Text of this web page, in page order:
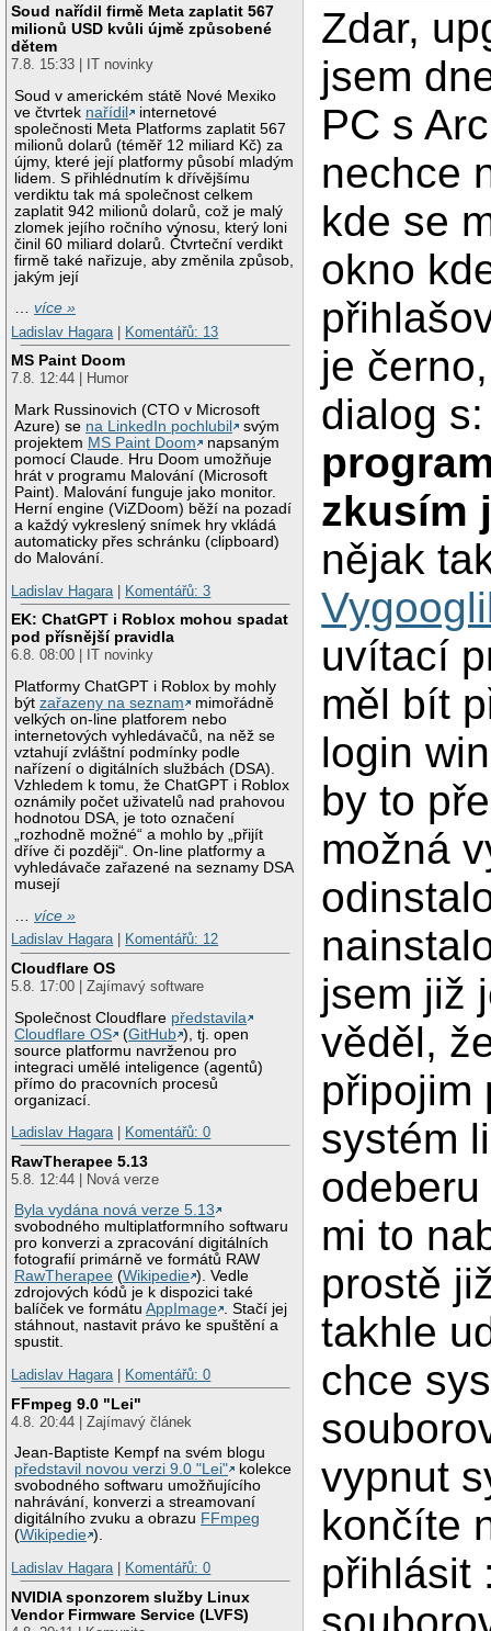
Soud nařídil firmě Meta zaplatit 567
milionů USD kvůli újmě způsobené
dětem
7.8. 15:33 | IT novinky
Soud v americkém státě Nové Mexiko
ve čtvrtek nařídil
internetové
společnosti Meta Platforms zaplatit 567
milionů dolarů (téměř 12 miliard Kč) za
újmy, které její platformy působí mladým
lidem. S přihlédnutím k dřívějšímu
verdiktu tak má společnost celkem
zaplatit 942 milionů dolarů, což je malý
zlomek jejího ročního výnosu, který loni
činil 60 miliard dolarů. Čtvrteční verdikt
firmě také nařizuje, aby změnila způsob,
jakým její
…více »
Ladislav Hagara
Komentářů: 13
MS Paint Doom
7.8. 12:44 | Humor
Mark Russinovich (CTO v Microsoft
Azure) se na LinkedIn pochlubil
svým
projektem MS Paint Doom
napsaným
pomocí Claude. Hru Doom umožňuje
hrát v programu Malování (Microsoft
Paint). Malování funguje jako monitor.
Herní engine (ViZDoom) běží na pozadí
a každý vykreslený snímek hry vkládá
automaticky přes schránku (clipboard)
do Malování.
Ladislav Hagara
Komentářů: 3
EK: ChatGPT i Roblox mohou spadat
pod přísnější pravidla
6.8. 08:00 | IT novinky
Platformy ChatGPT i Roblox by mohly
býtzařazeny na seznam
mimořádně
velkých on-line platforem nebo
internetových vyhledávačů, na něž se
vztahují zvláštní podmínky podle
nařízení o digitálních službách (DSA).
Vzhledem k tomu, že ChatGPT i Roblox
oznámily počet uživatelů nad prahovou
hodnotou DSA, je toto označení
„rozhodně možné“ a mohlo by „přijít
dříve či později“. On-line platformy a
vyhledávače zařazené na seznamy DSA
musejí
…více »
Ladislav Hagara| Komentářů: 12
Cloudflare OS
5.8. 17:00 | Zajímavý software
Společnost Cloudflare představila
Cloudflare OS
(GitHub ), tj. open
source platformu navrženou pro
integraci umělé inteligence (agentů)
přímo do pracovních procesů
organizací.
Ladislav Hagara| Komentářů: 0
RawTherapee 5.13
5.8. 12:44 | Nová verze
Byla vydána nová verze 5.13
svobodného multiplatformního softwaru
pro konverzi a zpracování digitálních
fotografií primárně ve formátů RAW
RawTherapee (Wikipedie ). Vedle
zdrojových kódů je k dispozici také
balíček ve formátuAppImage . Stačí jej
stáhnout, nastavit právo ke spuštění a
spustit.
Ladislav Hagara| Komentářů: 0
FFmpeg 9.0 "Lei"
4.8. 20:44 | Zajímavý článek
Jean-Baptiste Kempf na svém blogu
představil novou verzi 9.0 "Lei"
kolekce
svobodného softwaru umožňujícího
nahrávání, konverzi a streamovaní
digitálního zvuku a obrazu FFmpeg
(Wikipedie ).
Ladislav Hagara| Komentářů: 0
NVIDIA sponzorem služby Linux
Vendor Firmware Service (LVFS)
Zdar,
jsem
PC s
nechce
kde se
okno
je
dialog
zkusím
nějak
uvítací
měl bít
login
by to
možná
jsem již
věděl,
připojim
systém
mi to
prostě
takhle
chce
vypnut
končíte
přihlásit